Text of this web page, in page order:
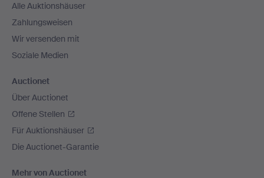
Alle Auktionshäuser
Zahlungsweisen
Wir versenden mit
Soziale Medien
Auctionet
Über Auctionet
Offene Stellen
Für Auktionshäuser
Die Auctionet-Garantie
Mehr von Auctionet